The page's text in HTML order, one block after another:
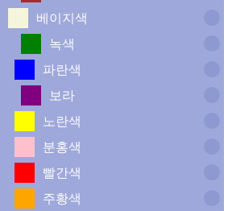
베이지색
녹색
파란색
보라
노란색
분홍색
빨간색
주황색